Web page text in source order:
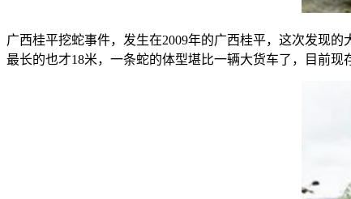
广西桂平挖蛇事件，发生在2009年的广西桂平，这次发现
最长的也才18米，一条蛇的体型堪比一辆大货车了，目前现